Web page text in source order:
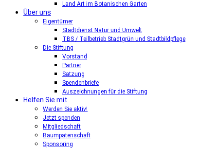
Land Art im Botanischen Garten
Über uns
Eigentümer
Stadtdienst Natur und Umwelt
TBS / Teilbetrieb Stadtgrün und Stadtbildpflege
Die Stiftung
Vorstand
Partner
Satzung
Spendenbriefe
Auszeichnungen für die Stiftung
Helfen Sie mit
Werden Sie aktiv!
Jetzt spenden
Mitgliedschaft
Baumpatenschaft
Sponsoring